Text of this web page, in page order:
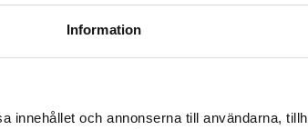
Information
innehållet och annonserna till användarna,
Milka Alpine Milk 90g